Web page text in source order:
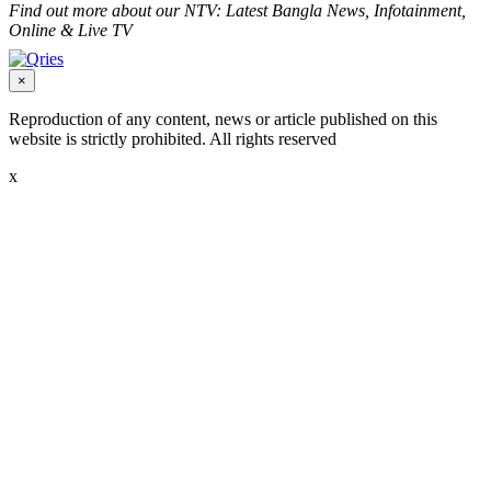
Find out more about our NTV: Latest Bangla News, Infotainment,
Online & Live TV
×
Reproduction of any content, news or article published on this
website is strictly prohibited. All rights reserved
x